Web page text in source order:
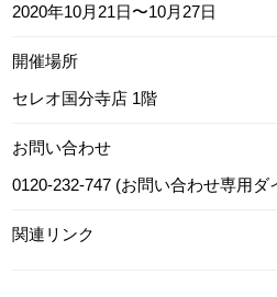
2020年10月21日〜10月27日
開催場所
セレオ国分寺店 1階
お問い合わせ
0120-232-747 (お問い合わせ専用ダ
関連リンク